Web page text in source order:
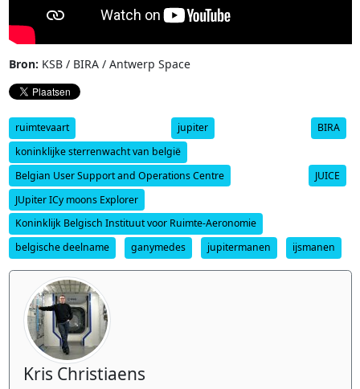
Bron: KSB / BIRA / Antwerp Space
ruimtevaart jupiter
BIRA
koninklijke sterrenwacht van belgië
Belgian User Support and Operations Centre
JUICE
JUpiter ICy moons Explorer
Koninklijk Belgisch Instituut voor Ruimte-Aeronomie
belgische deelname
ganymedes jupitermanen ijsmanen
Kris Christiaens